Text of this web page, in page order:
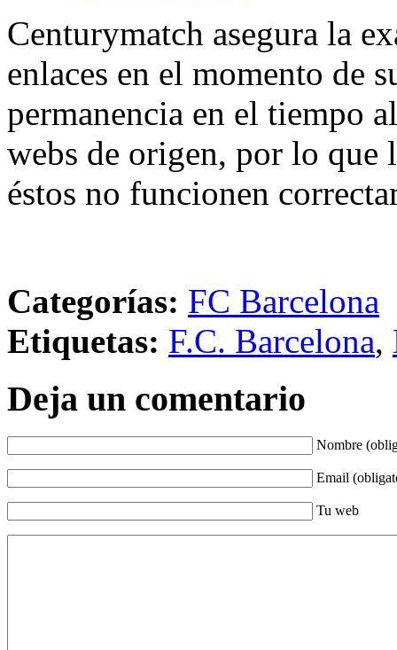
Centurymatch asegura la
enlaces en el momento de
permanencia en el tiempo
webs de origen, por lo que
éstos no funcionen
Categorías: FC Barcelona
Etiquetas: F.C. Barcelona,
Deja un comentario
Nombre
Email
Tu web